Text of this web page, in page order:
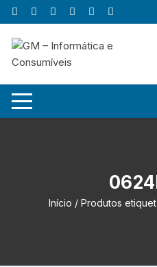
Skip
to
content
Início / Produtos